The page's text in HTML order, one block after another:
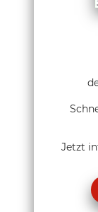
Jetzt